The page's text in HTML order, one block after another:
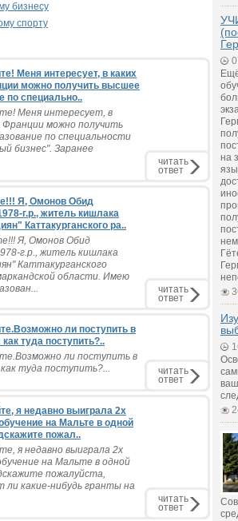
бизнесу
спорту
Меня интересует, в каких
можно получить высшее
по специально..
Меня интересует, в
Франции можно получить
по специальности
бизнес". Заранее
читать
ответ
Я, Омонов Обид
г.р., житель кишлака
Каттакурганского ра..
Я, Омонов Обид
г.р., житель кишлака
Каттакурганского
области. Имею
читать
ответ
ли поступить в
туда поступить?..
ли поступить в
туда поступить?...
читать
ответ
я недавно выиграла 2х
на Мальте в одной
пожал..
я недавно выиграла 2х
на Мальте в одной
пожалуйста,
ли какие-нибудь гранты на
читать
ответ
на